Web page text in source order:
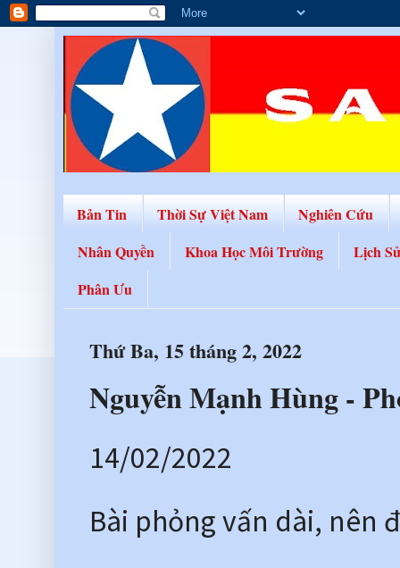
Bản Tin Thời Sự Việt Nam
Nghiên Cứu
Nhân Quyền
Khoa Học Môi Trường
Lịch
Phân Ưu
Thứ Ba, 15 tháng 2, 2022
Nguyễn Mạnh Hùng -
14/02/2022
Bài phỏng vấn dài, nên